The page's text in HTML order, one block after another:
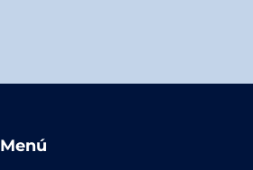
Menú